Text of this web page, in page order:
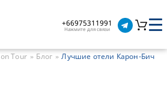
+66975311991
Нажмите для связи
Tour Блог Лучшие отели Карон-Бич